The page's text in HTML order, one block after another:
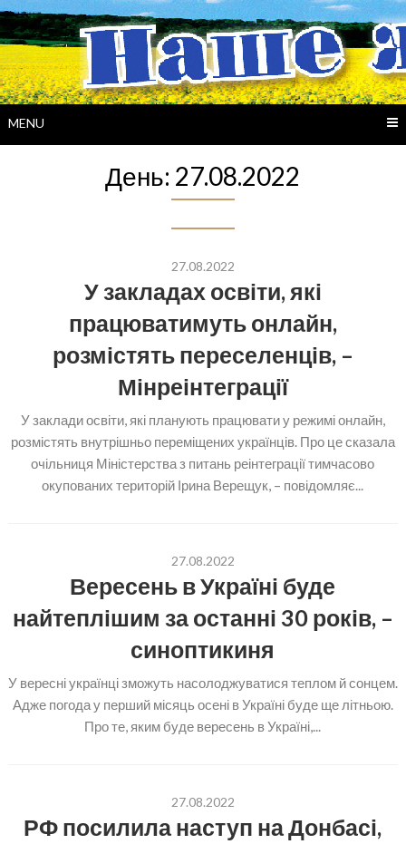
Skip
to
content
MENU
День: 27.08.2022
27.08.2022
У закладах освіти, які
працюватимуть онлайн,
розмістять переселенців, –
Мінреінтеграції
У заклади освіти, які планують працювати у режимі онлайн,
розмістять внутрішньо переміщених українців. Про це сказала
очільниця Міністерства з питань реінтеграції тимчасово
окупованих територій Ірина Верещук, – повідомляє...
27.08.2022
Вересень в Україні буде
найтеплішим за останні 30 років, –
синоптикиня
У вересні українці зможуть насолоджуватися теплом й сонцем.
Адже погода у перший місяць осені в Україні буде ще літньою.
Про те, яким буде вересень в Україні,...
27.08.2022
РФ посилила наступ на Донбасі,